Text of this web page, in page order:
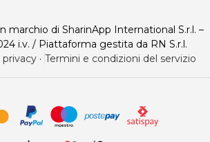
marchio di SharinApp International S.r.l. –
i.v. / Piattaforma gestita da RN S.r.l.
· Termini e condizioni del servizio